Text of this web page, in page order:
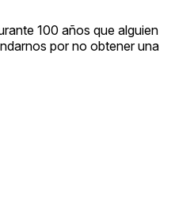
100 años que alguien
por no obtener una